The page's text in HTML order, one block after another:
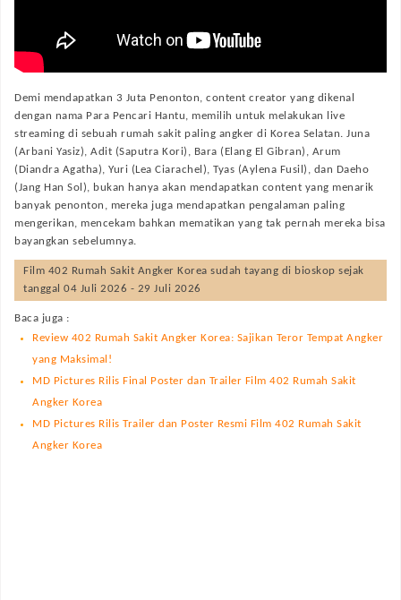
Demi mendapatkan 3 Juta Penonton, content creator yang dikenal
dengan nama Para Pencari Hantu, memilih untuk melakukan live
streaming di sebuah rumah sakit paling angker di Korea Selatan. Juna
(Arbani Yasiz), Adit (Saputra Kori), Bara (Elang El Gibran), Arum
(Diandra Agatha), Yuri (Lea Ciarachel), Tyas (Aylena Fusil), dan Daeho
(Jang Han Sol), bukan hanya akan mendapatkan content yang menarik
banyak penonton, mereka juga mendapatkan pengalaman paling
mengerikan, mencekam bahkan mematikan yang tak pernah mereka bisa
bayangkan sebelumnya.
Film 402 Rumah Sakit Angker Korea sudah tayang di bioskop sejak
tanggal 04 Juli 2026 - 29 Juli 2026
Baca juga :
Review 402 Rumah Sakit Angker Korea: Sajikan Teror Tempat Angker
yang Maksimal!
MD Pictures Rilis Final Poster dan Trailer Film 402 Rumah Sakit
Angker Korea
MD Pictures Rilis Trailer dan Poster Resmi Film 402 Rumah Sakit
Angker Korea